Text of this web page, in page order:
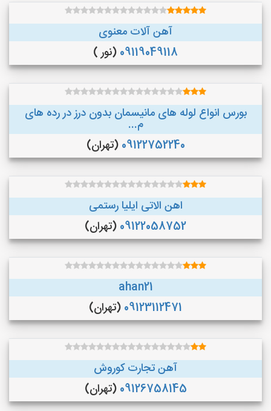
آهن آلات معنوی
09119049118 (نور )
بورس انواع لوله های مانیسمان بدون درز در رده های
م...
09122752240 (تهران)
اهن الاتی ایلیا رستمی
09122058752 (تهران)
ahan21
09123112471 (تهران)
آهن تجارت کوروش
09126758145 (تهران)